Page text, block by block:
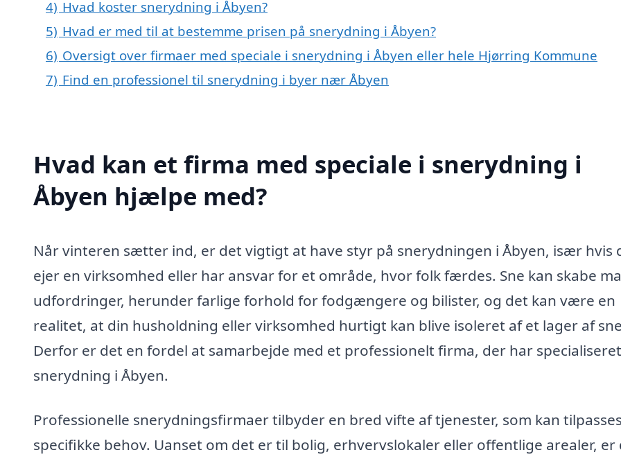
4) Hvad koster snerydning i Åbyen?
5) Hvad er med til at bestemme prisen på snerydning i Åbyen?
6) Oversigt over firmaer med speciale i snerydning i Åbyen eller hele Hjørring Kommune
7) Find en professionel til snerydning i byer nær Åbyen
Hvad kan et firma med speciale i snerydning i
Åbyen hjælpe med?
Når vinteren sætter ind, er det vigtigt at have styr på snerydningen i Åbyen, især hvis
ejer en virksomhed eller har ansvar for et område, hvor folk færdes. Sne kan skabe
udfordringer, herunder farlige forhold for fodgængere og bilister, og det kan være en
realitet, at din husholdning eller virksomhed hurtigt kan blive isoleret af et lager af
Derfor er det en fordel at samarbejde med et professionelt firma, der har
snerydning i Åbyen.
Professionelle snerydningsfirmaer tilbyder en bred vifte af tjenester, som kan
specifikke behov. Uanset om det er til bolig, erhvervslokaler eller offentlige arealer, er